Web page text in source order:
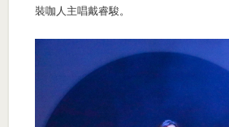
裝咖人主唱戴睿駿。